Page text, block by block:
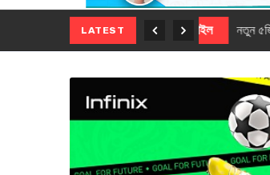
LATEST মোবাইল